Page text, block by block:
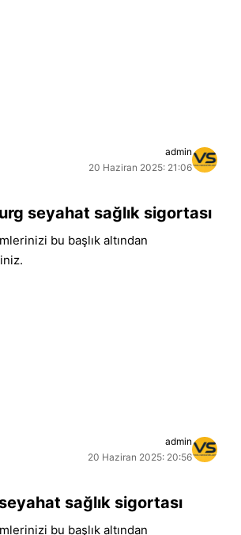
admin
20 Haziran 2025: 21:06
seyahat sağlık sigortası
bu başlık altından
admin
20 Haziran 2025: 20:56
sağlık sigortası
bu başlık altından